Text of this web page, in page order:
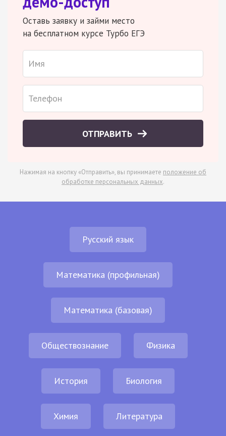
Оставь заявку и займи место
на бесплатном курсе Турбо ЕГЭ
ОТПРАВИТЬ
Нажимая на кнопку «Отправить», вы принимаете положение об
обработке персональных данных.
Русский язык
Математика (профильная)
Математика (базовая)
Обществознание Физика
История Биология
Химия Литература